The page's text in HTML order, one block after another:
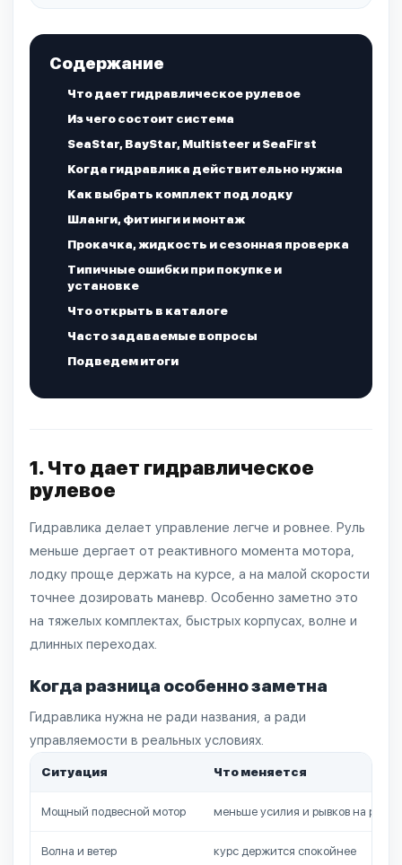
Содержание
Что дает гидравлическое рулевое
Из чего состоит система
SeaStar, BayStar, Multisteer и SeaFirst
Когда гидравлика действительно нужна
Как выбрать комплект под лодку
Шланги, фитинги и монтаж
Прокачка, жидкость и сезонная проверка
Типичные ошибки при покупке и
установке
Что открыть в каталоге
Часто задаваемые вопросы
Подведем итоги
1. Что дает гидравлическое
рулевое
Гидравлика делает управление легче и ровнее. Руль
меньше дергает от реактивного момента мотора,
лодку проще держать на курсе, а на малой скорости
точнее дозировать маневр. Особенно заметно это
на тяжелых комплектах, быстрых корпусах, волне и
длинных переходах.
Когда разница особенно заметна
Гидравлика нужна не ради названия, а ради
управляемости в реальных условиях.
Ситуация Что меняется
Мощный подвесной мотор меньше усилия и рывков на руле
Волна и ветер курс держится спокойнее